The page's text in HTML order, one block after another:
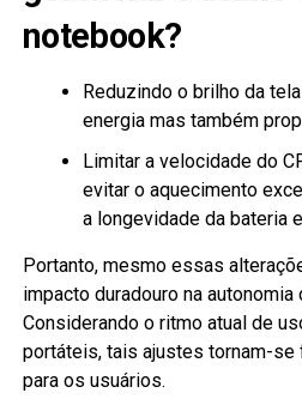
notebook?
Reduzindo o brilho da
energia mas também
Limitar a velocidade do
evitar o aquecimento
a longevidade da bateria
Portanto, mesmo essas
impacto duradouro na
Considerando o ritmo atual de
portáteis, tais ajustes tornam-se
para os usuários.